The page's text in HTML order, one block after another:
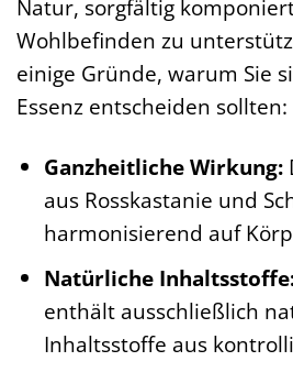
Natur, sorgfältig
Wohlbefinden zu
einige Gründe, warum Sie
Essenz entscheiden sollten:
Ganzheitliche Wirkung:
aus Rosskastanie und
harmonisierend auf
Natürliche
enthält ausschließlich
Inhaltsstoffe aus